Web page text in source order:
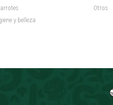
y belleza
Otros